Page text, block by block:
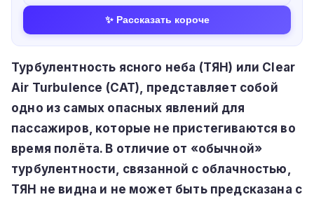
✨ Рассказать короче
Турбулентность ясного неба (ТЯН) или Clear
Air Turbulence (CAT), представляет собой
одно из самых опасных явлений для
пассажиров, которые не пристегиваются во
время полёта. В отличие от «обычной»
турбулентности, связанной с облачностью,
ТЯН не видна и не может быть предсказана с